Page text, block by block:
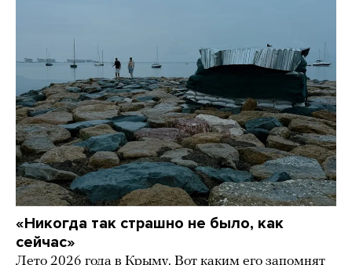
«Никогда так страшно не было, как
сейчас»
Лето 2026 года в Крыму. Вот каким его запомнят